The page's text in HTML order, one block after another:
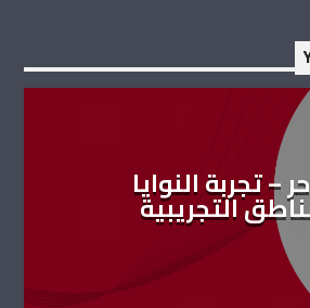
– تجربة النوايا
التجريبية